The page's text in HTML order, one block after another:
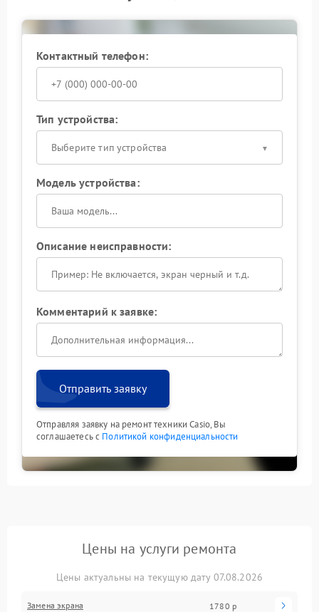
Контактный телефон:
Тип устройства:
Выберите тип устройства
Модель устройства:
Описание неисправности:
Комментарий к заявке:
Отправить заявку
Отправляя заявку на ремонт техники Casio, Вы
соглашаетесь с Политикой конфиденциальности
Цены на услуги ремонта
Цены актуальны на текущую дату 07.08.2026
Замена экрана 1780 р